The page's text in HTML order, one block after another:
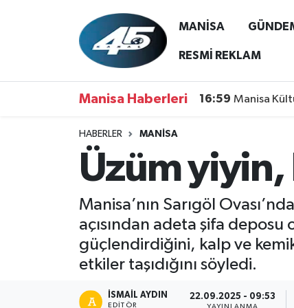
MANİSA
RESMİ REKLAM
Manisa Haberleri 16:59 Manisa
HABERLER MANİSA
Üzüm yiyin,
Manisa’nın Sarıgöl
açısından adeta şifa
güçlendirdiğini, kalp ve kemik
etkiler taşıdığını söyledi.
İSMAIL AYDIN
EDITÖR
22.09.2025 - 09:53
MANİSA
RESMİ REKLAM
Hava Durumu
Haber Arşivi